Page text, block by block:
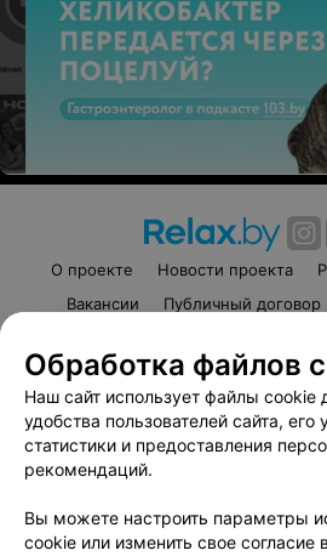
О проекте Новости проекта
Вакансии
Публичный договор
«Афиша»
Пользовательское
Написать в
Связаться по вопросам
Персональные
Обработка файлов
Наш сайт использует файлы cookie
удобства пользователей сайта, его
статистики и предоставления
рекомендаций.
Вы можете настроить параметры
cookie или изменить свое согласие